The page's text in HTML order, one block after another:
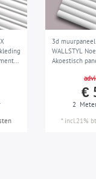
3d muurpaneel
WALLSTYL
Akoestisch
design wit 2 m
€
2
* incl.21%